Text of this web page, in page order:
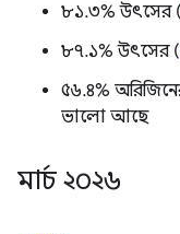
৮১.৩% উৎসের (
৮৭.১% উৎসের (
৫৬.৪%
ভালো আছে
মার্চ ২০২৬